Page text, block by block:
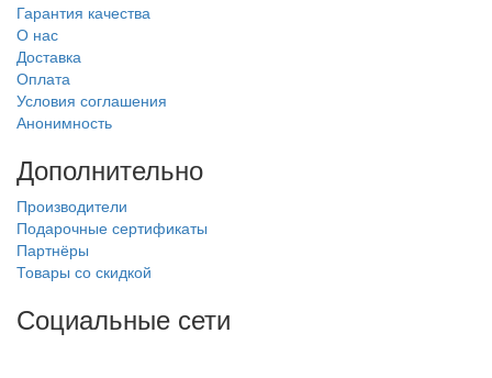
Гарантия качества
О нас
Доставка
Оплата
Условия соглашения
Анонимность
Дополнительно
Производители
Подарочные сертификаты
Партнёры
Товары со скидкой
Социальные сети